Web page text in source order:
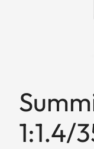
1:1.4/